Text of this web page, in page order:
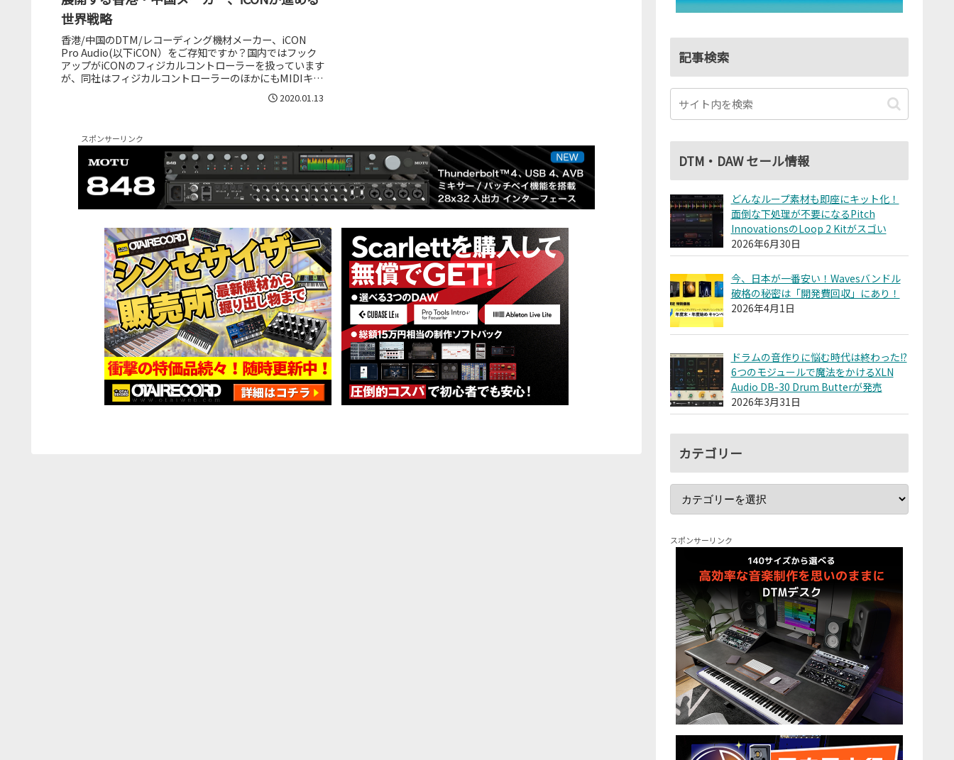
世界戦略
香港/中国のDTM/レコーディング機材メーカー、iCON
Pro Audio(以下iCON）をご存知ですか？国内ではフック
アップがiCONのフィジカルコントローラーを扱っています
が、同社はフィジカルコントローラーのほかにもMIDIキー
2020.01.13
スポンサーリンク
記事検索
DTM・DAW セール情報
どんなループ素材も即座にキット化！
面倒な下処理が不要になるPitch
InnovationsのLoop 2 Kitがスゴい
2026年6月30日
今、日本が一番安い！Wavesバンドル
破格の秘密は「開発費回収」にあり！
2026年4月1日
ドラムの音作りに悩む時代は終わった!?
6つのモジュールで魔法をかけるXLN
Audio DB-30 Drum Butterが発売
2026年3月31日
カテゴリー
スポンサーリンク